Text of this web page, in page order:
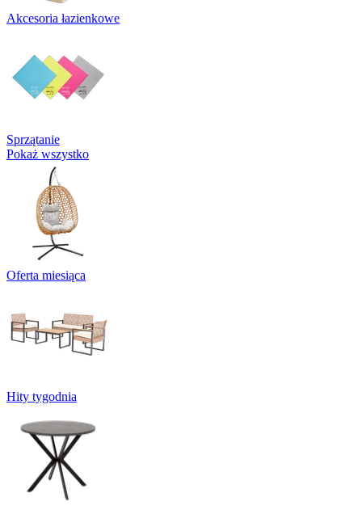
Akcesoria łazienkowe
Sprzątanie
Pokaż wszystko
Oferta miesiąca
Hity tygodnia